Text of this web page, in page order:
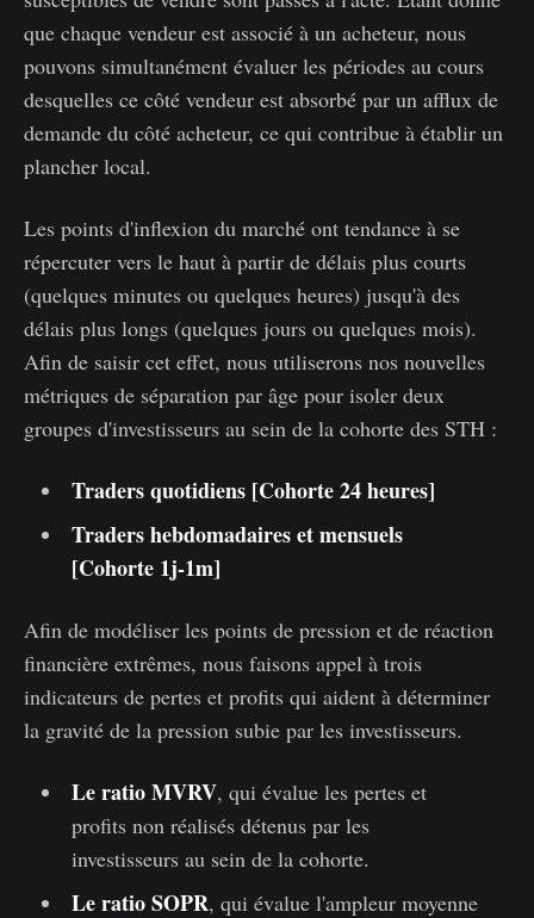
que chaque vendeur est associé à un acheteur, nous
pouvons simultanément évaluer les périodes au cours
desquelles ce côté vendeur est absorbé par un afflux de
demande du côté acheteur, ce qui contribue à établir un
plancher local.
Les points d'inflexion du marché ont tendance à se
répercuter vers le haut à partir de délais plus courts
(quelques minutes ou quelques heures) jusqu'à des
délais plus longs (quelques jours ou quelques mois).
Afin de saisir cet effet, nous utiliserons nos nouvelles
métriques de séparation par âge pour isoler deux
groupes d'investisseurs au sein de la cohorte des STH :
Traders quotidiens [Cohorte 24 heures]
Traders hebdomadaires et mensuels
[Cohorte 1j-1m]
Afin de modéliser les points de pression et de réaction
financière extrêmes, nous faisons appel à trois
indicateurs de pertes et profits qui aident à déterminer
la gravité de la pression subie par les investisseurs.
Le ratio MVRV, qui évalue les pertes et
profits non réalisés détenus par les
investisseurs au sein de la cohorte.
Le ratio SOPR, qui évalue l'ampleur moyenne